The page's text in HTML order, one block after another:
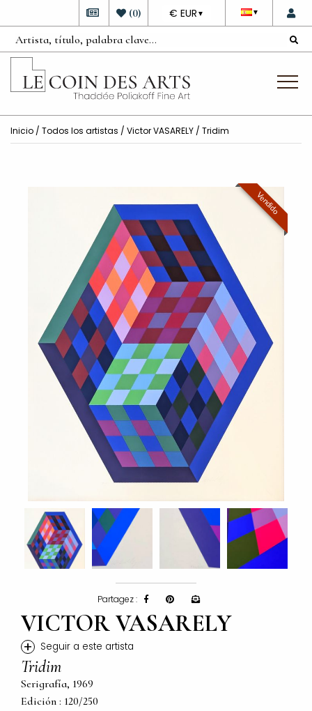
▼
DEVISE
€ EUR ▼
(0)
Inicio / Todos los artistas / Victor VASARELY / Tridim
Vendido
Partagez :
VICTOR VASARELY
+ Seguir a este artista
Tridim
Serigrafía, 1969
Edición : 120/250